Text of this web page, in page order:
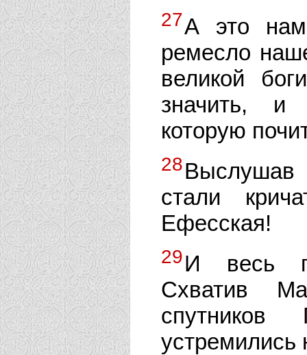
27А это нам
ремесло
великой
значить, и
которую
28Выслушав
стали
Ефесская!
29И весь
Схватив
устремились